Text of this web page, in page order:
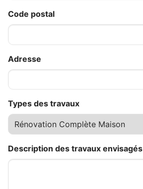
Code postal
Adresse
Types des travaux
Description des travaux envisagés